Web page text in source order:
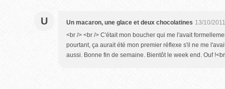
U Un macaron, une glace et deux chocolatines 13/10/
<br /> <br /> C'était mon boucher qui me l'avait
pourtant, ça aurait été mon premier réflexe s'il ne me
aussi. Bonne fin de semaine. Bientôt le week end. Ouf